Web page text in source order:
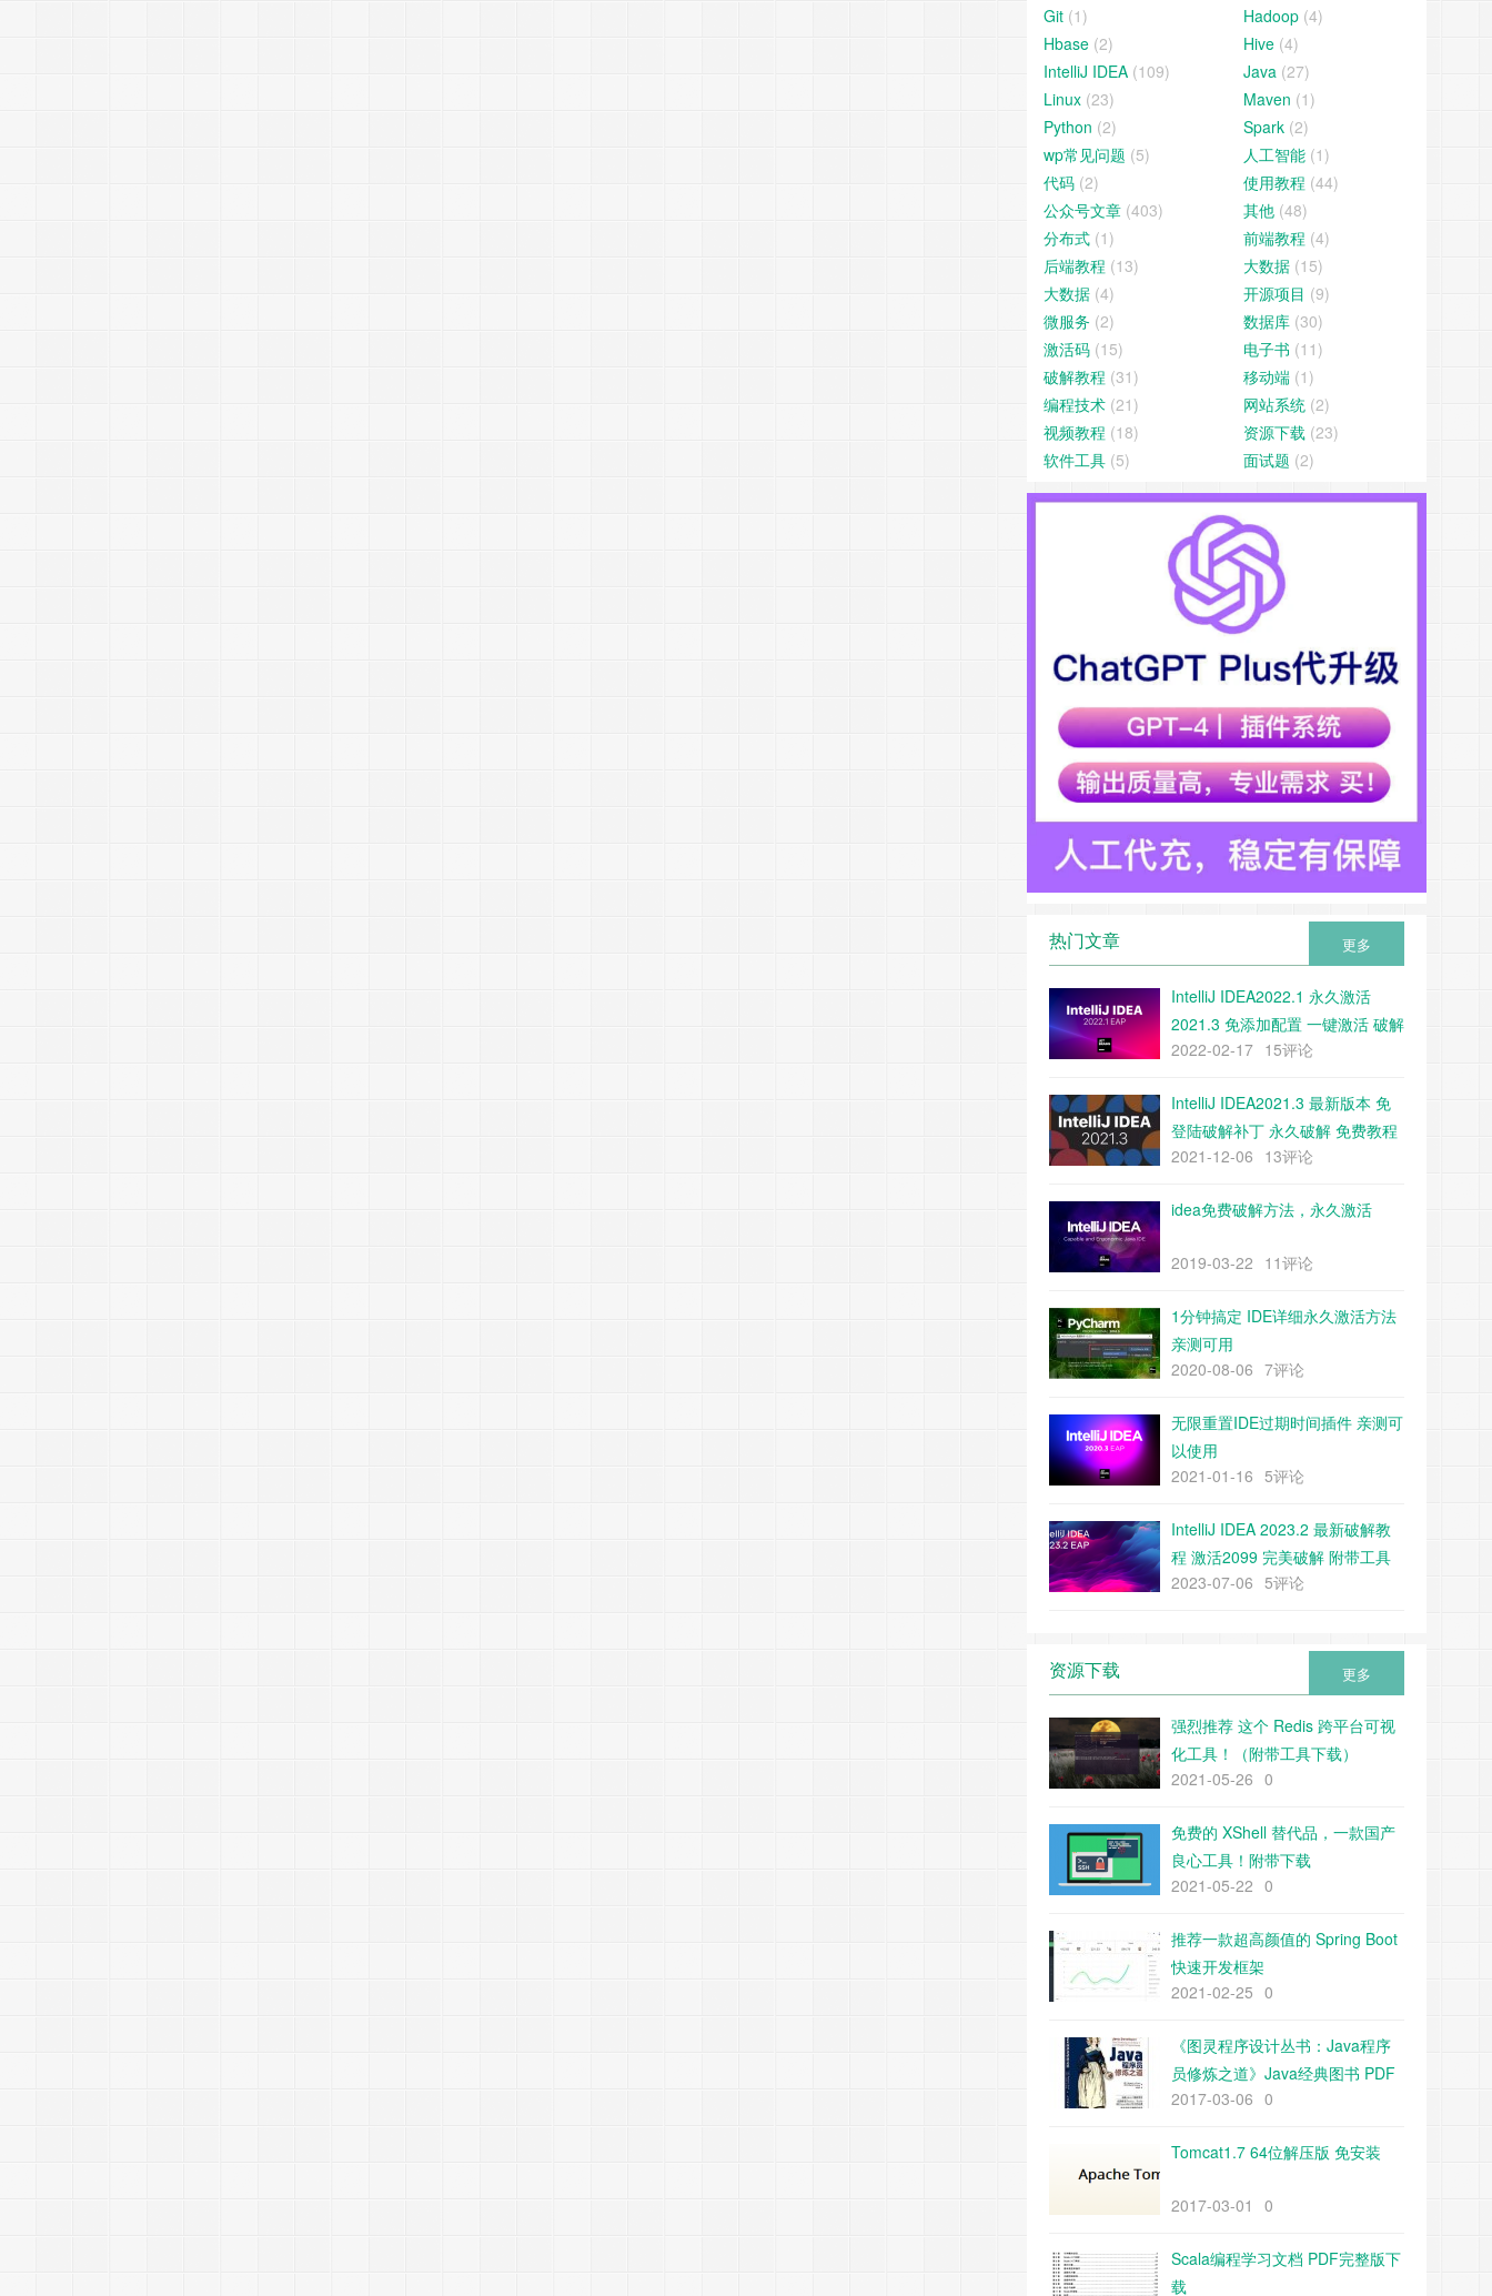
Git (1) Hadoop (4)
Hbase (2) Hive (4)
IntelliJ IDEA (109) Java (27)
Linux (23) Maven (1)
Python (2) Spark (2)
wp常见问题 (5) 人工智能 (1)
代码 (2) 使用教程 (44)
公众号文章 (403) 其他 (48)
分布式 (1) 前端教程 (4)
后端教程 (13) 大数据 (15)
大数据 (4) 开源项目 (9)
微服务 (2) 数据库 (30)
激活码 (15) 电子书 (11)
破解教程 (31) 移动端 (1)
编程技术 (21) 网站系统 (2)
视频教程 (18) 资源下载 (23)
软件工具 (5) 面试题 (2)
更多
热门文章
IntelliJ IDEA2022.1 永久激活
2021.3 免添加配置 一键激活 破解
教程 附带下载工具
2022-02-17 15评论
IntelliJ IDEA2021.3 最新版本 免
登陆破解补丁 永久破解 免费教程
（附带补丁下载）
2021-12-06 13评论
idea免费破解方法，永久激活
2019-03-22 11评论
1分钟搞定 IDE详细永久激活方法
亲测可用
2020-08-06 7评论
无限重置IDE过期时间插件 亲测可
以使用
2021-01-16 5评论
IntelliJ IDEA 2023.2 最新破解教
程 激活2099 完美破解 附带工具
下载
2023-07-06 5评论
更多
资源下载
强烈推荐 这个 Redis 跨平台可视
化工具！（附带工具下载）
2021-05-26 0
免费的 XShell 替代品，一款国产
良心工具！附带下载
2021-05-22 0
推荐一款超高颜值的 Spring Boot
快速开发框架
2021-02-25 0
《图灵程序设计丛书：Java程序
员修炼之道》Java经典图书 PDF
下载
2017-03-06 0
Tomcat1.7 64位解压版 免安装
2017-03-01 0
Scala编程学习文档 PDF完整版下
载